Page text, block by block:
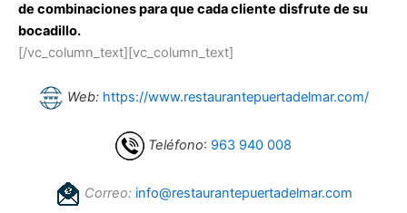
de combinaciones para que cada cliente disfrute de su
bocadillo.
[/vc_column_text][vc_column_text]
Web: https://www.restaurantepuertadelmar.com/
Teléfono: 963 940 008
Correo: info@restaurantepuertadelmar.com